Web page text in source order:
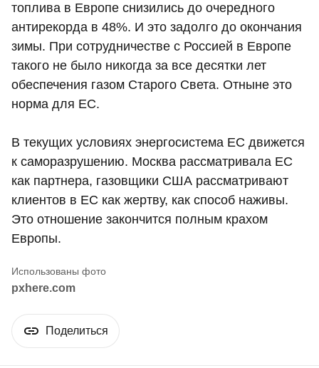
топлива в Европе снизились до очередного
антирекорда в 48%. И это задолго до окончания
зимы. При сотрудничестве с Россией в Европе
такого не было никогда за все десятки лет
обеспечения газом Старого Света. Отныне это
норма для ЕС.
В текущих условиях энергосистема ЕС движется
к саморазрушению. Москва рассматривала ЕС
как партнера, газовщики США рассматривают
клиентов в ЕС как жертву, как способ наживы.
Это отношение закончится полным крахом
Европы.
pxhere.com
Поделиться